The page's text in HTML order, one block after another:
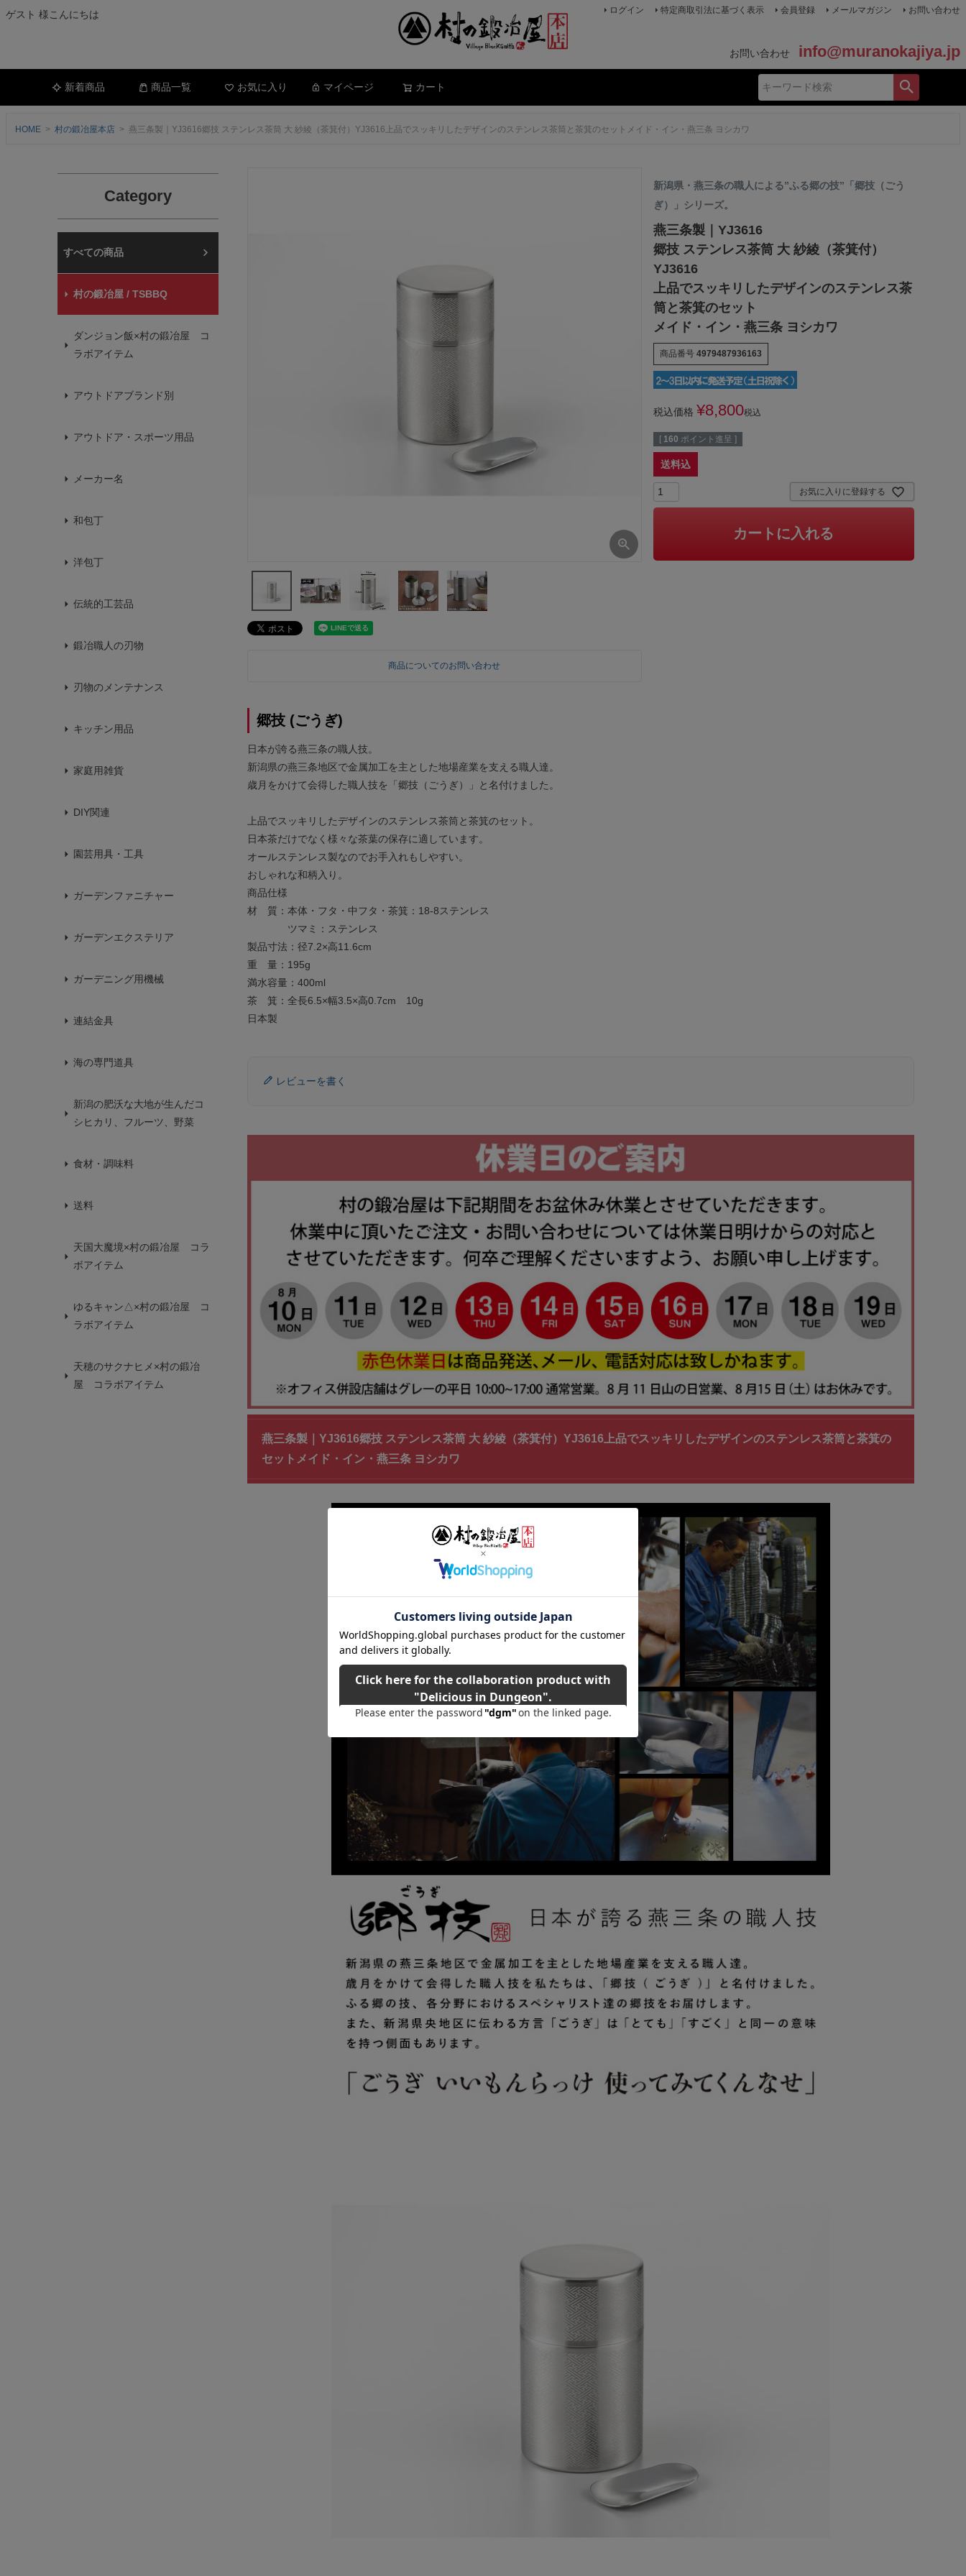
ゲスト 様こんにちは ログイン 特定商取引法に基づく表示 会員登録 メールマガジン お問い合わせ
お問い合わせ info@muranokajiya.jp
新着商品 商品一覧 お気に入り マイページ カート
HOME 村の鍛冶屋本店 燕三条製｜YJ3616郷技 ステンレス茶筒 大 紗綾（茶箕付）YJ3616上品でスッキリしたデザインのステンレス茶筒と茶箕のセットメイド・イン・燕三条 ヨシカワ
Category
村の鍛冶屋本店
村の鍛冶屋 / TSBBQ
ダンジョン飯×村の鍛冶屋 コ
ラボアイテム
アウトドアブランド別
アウトドア・スポーツ用品
メーカー名
和包丁
洋包丁
伝統的工芸品
鍛冶職人の刃物
刃物のメンテナンス
キッチン用品
家庭用雑貨
DIY関連
園芸用具・工具
ガーデンファニチャー
ガーデンエクステリア
ガーデニング用機械
連結金具
海の専門道具
新潟の肥沃な大地が生んだコ
シヒカリ、フルーツ、野菜
食材・調味料
送料
天国大魔境×村の鍛冶屋 コラ
ボアイテム
ゆるキャン△×村の鍛冶屋 コ
ラボアイテム
天穂のサクナヒメ×村の鍛冶
屋 コラボアイテム
商品についてのお問い合わせ
新潟県・燕三条の職人による”ふる郷の技”「郷技（ごう
ぎ）」シリーズ。
燕三条製｜YJ3616
郷技 ステンレス茶筒 大 紗綾（茶箕付）
YJ3616
上品でスッキリしたデザインのステンレス茶
筒と茶箕のセット
メイド・イン・燕三条 ヨシカワ
商品番号 4979487936163
税込価格 ¥8,800税込
[ 160 ポイント進呈 ]
送料込
お気に入りに登録する
カートに入れる
郷技 (ごうぎ)
日本が誇る燕三条の職人技。
新潟県の燕三条地区で金属加工を主とした地場産業を支える職人達。
歳月をかけて会得した職人技を「郷技（ごうぎ）」と名付けました。
上品でスッキリしたデザインのステンレス茶筒と茶箕のセット。
日本茶だけでなく様々な茶葉の保存に適しています。
オールステンレス製なのでお手入れもしやすい。
おしゃれな和柄入り。
商品仕様
材 質：本体・フタ・中フタ・茶箕：18-8ステンレス
ツマミ：ステンレス
製品寸法：径7.2×高11.6cm
重 量：195g
満水容量：400ml
茶 箕：全長6.5×幅3.5×高0.7cm 10g
日本製
レビューを書く
燕三条製｜YJ3616郷技 ステンレス茶筒 大 紗綾（茶箕付）YJ3616上品でスッキリしたデザインのステンレス茶筒と茶箕の
セットメイド・イン・燕三条 ヨシカワ